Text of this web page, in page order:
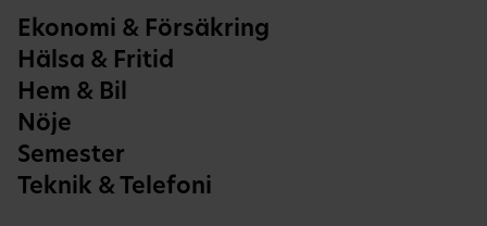
Ekonomi & Försäkring
Hälsa & Fritid
Hem & Bil
Nöje
Semester
Teknik & Telefoni